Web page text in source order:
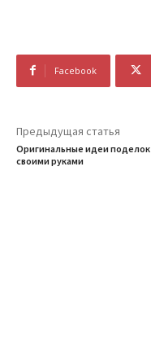
Facebook
Предыдущая статья
Оригинальные идеи поделок
своими руками